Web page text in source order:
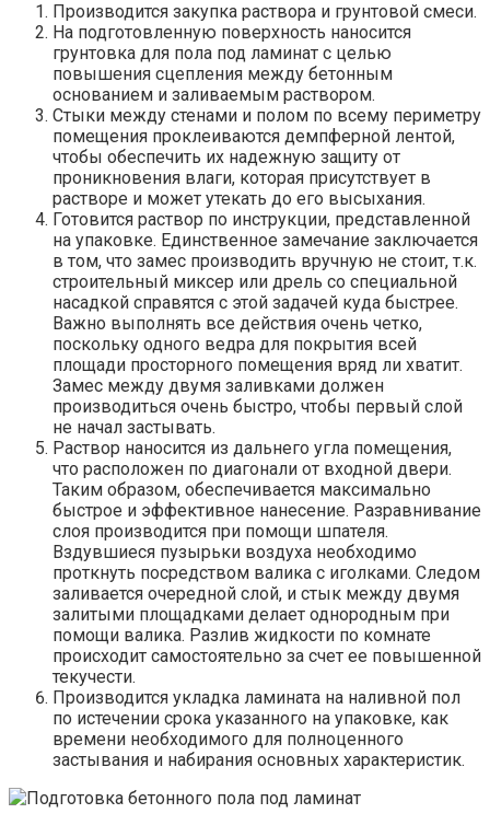
Производится закупка раствора и грунтовой смеси.
На подготовленную поверхность наносится
грунтовка для пола под ламинат с целью
повышения сцепления между бетонным
основанием и заливаемым раствором.
Стыки между стенами и полом по всему периметру
помещения проклеиваются демпферной лентой,
чтобы обеспечить их надежную защиту от
проникновения влаги, которая присутствует в
растворе и может утекать до его высыхания.
Готовится раствор по инструкции, представленной
на упаковке. Единственное замечание заключается
в том, что замес производить вручную не стоит, т.к.
строительный миксер или дрель со специальной
насадкой справятся с этой задачей куда быстрее.
Важно выполнять все действия очень четко,
поскольку одного ведра для покрытия всей
площади просторного помещения вряд ли хватит.
Замес между двумя заливками должен
производиться очень быстро, чтобы первый слой
не начал застывать.
Раствор наносится из дальнего угла помещения,
что расположен по диагонали от входной двери.
Таким образом, обеспечивается максимально
быстрое и эффективное нанесение. Разравнивание
слоя производится при помощи шпателя.
Вздувшиеся пузырьки воздуха необходимо
проткнуть посредством валика с иголками. Следом
заливается очередной слой, и стык между двумя
залитыми площадками делает однородным при
помощи валика. Разлив жидкости по комнате
происходит самостоятельно за счет ее повышенной
текучести.
Производится укладка ламината на наливной пол
по истечении срока указанного на упаковке, как
времени необходимого для полноценного
застывания и набирания основных характеристик.